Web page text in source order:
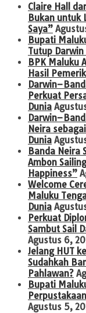
Claire Hall
Bukan untuk
Saya”
Bupati
Tutup
BPK Maluku
Hasil
Perkuat
Dunia
Neira
Dunia
Banda Neira
Ambon
Happiness”
Welcome
Maluku
Dunia
Perkuat
Sambut Sail
Agustus 6,
Jelang HUT
Sudahkah
Pahlawan?
Bupati
Agustus 5,